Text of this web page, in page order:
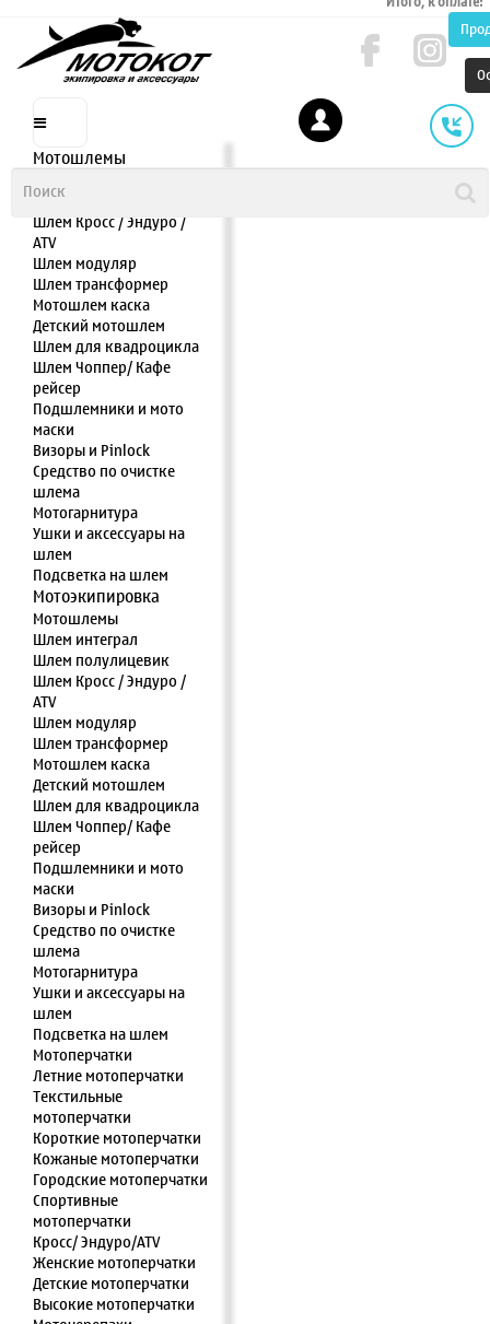
Мотошлемы
Шлем полулицевик
Шлем Кросс / Эндуро /
ATV
Шлем модуляр
Шлем трансформер
Мотошлем каска
Детский мотошлем
Шлем для квадроцикла
Шлем Чоппер/ Кафе
рейсер
Подшлемники и мото
маски
Визоры и Pinlock
Средство по очистке
шлема
Мотогарнитура
Ушки и аксессуары на
шлем
Подсветка на шлем
Мотоэкипировка
Мотошлемы
Шлем интеграл
Шлем полулицевик
Шлем Кросс / Эндуро /
ATV
Шлем модуляр
Шлем трансформер
Мотошлем каска
Детский мотошлем
Шлем для квадроцикла
Шлем Чоппер/ Кафе
рейсер
Подшлемники и мото
маски
Визоры и Pinlock
Средство по очистке
шлема
Мотогарнитура
Ушки и аксессуары на
шлем
Подсветка на шлем
Мотоперчатки
Летние мотоперчатки
Текстильные
мотоперчатки
Короткие мотоперчатки
Кожаные мотоперчатки
Городские мотоперчатки
Спортивные
мотоперчатки
Кросс/ Эндуро/ATV
Женские мотоперчатки
Детские мотоперчатки
Высокие мотоперчатки